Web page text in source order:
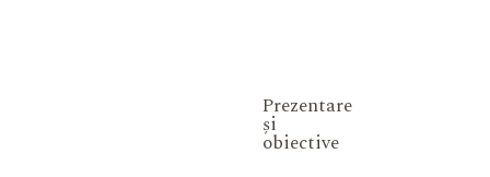
Prezentare
și
obiective